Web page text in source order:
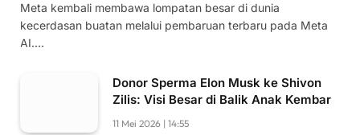
Meta kembali membawa lompatan besar di dunia
kecerdasan buatan melalui pembaruan terbaru pada Meta
AI.…
Donor Sperma Elon Musk ke Shivon
Zilis: Visi Besar di Balik Anak Kembar
11 Mei 2026 | 14:55